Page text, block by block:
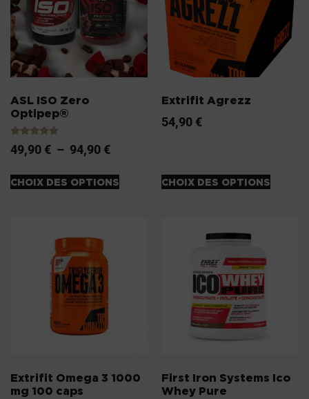
ASL ISO Zero
Optipep®
Note
5.00
49,90 € – 94,90 €
CHOIX DES OPTIONS
Extrifit Agrezz
54,90 €
CHOIX DES OPTIONS
Extrifit Omega 3 1000
mg 100 caps
First Iron Systems Ico
Whey Pure